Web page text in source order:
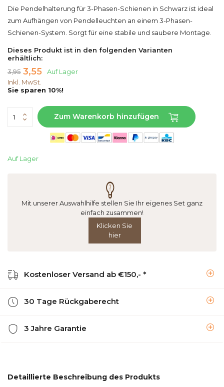
Die Pendelhalterung für 3-Phasen-Schienen in Schwarz ist ideal
zum Aufhängen von Pendelleuchten an einem 3-Phasen-
Schienen-System. Sorgt für eine stabile und saubere Montage.
Dieses Produkt ist in den folgenden Varianten
erhältlich:
3,95 3,55
Auf Lager
Inkl. MwSt.
Sie sparen 10%!
Zum Warenkorb hinzufügen
Auf Lager
Mit unserer Auswahlhilfe stellen Sie Ihr eigenes Set ganz
einfach zusammen!
Klicken Sie
hier
Kostenloser Versand ab €150,- *
30 Tage Rückgaberecht
3 Jahre Garantie
Detaillierte Beschreibung des Produkts